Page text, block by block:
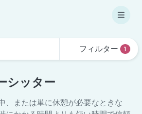
フィルター 1
シッター
、または単に休憩が必要なときな